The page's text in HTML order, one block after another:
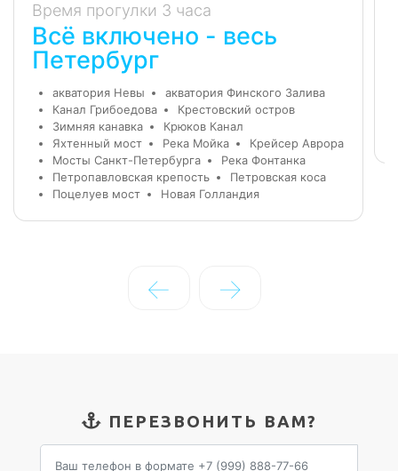
Время прогулки 3 часа
Всё включено - весь
Петербург
акватория Невы
акватория Финского Залива
Канал Грибоедова
Крестовский остров
Зимняя канавка
Крюков Канал
Яхтенный мост
Река Мойка
Крейсер Аврора
Мосты Санкт-Петербурга
Река Фонтанка
Петропавловская крепость
Петровская коса
Поцелуев мост
Новая Голландия
← →
ПЕРЕЗВОНИТЬ ВАМ?